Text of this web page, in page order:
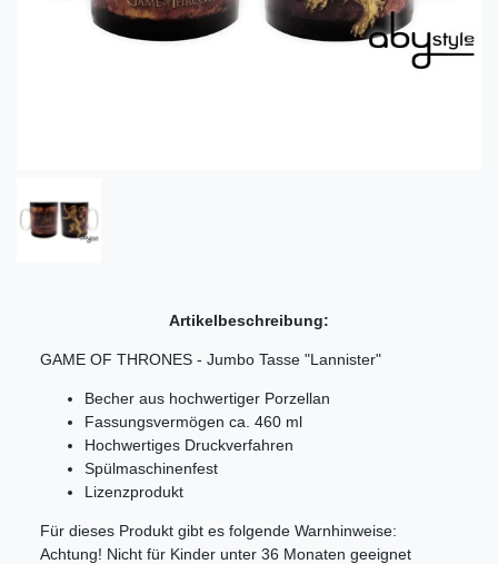
Artikelbeschreibung:
GAME OF THRONES - Jumbo Tasse "Lannister"
Becher aus hochwertiger Porzellan
Fassungsvermögen ca. 460 ml
Hochwertiges Druckverfahren
Spülmaschinenfest
Lizenzprodukt
Für dieses Produkt gibt es folgende Warnhinweise:
Achtung! Nicht für Kinder unter 36 Monaten geeignet